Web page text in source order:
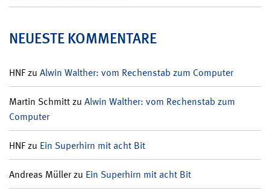
NEUESTE KOMMENTARE
HNFzu Alwin Walther: vom Rechenstab zum Computer
Martin Schmittzu Alwin Walther: vom Rechenstab zum
Computer
HNFzu Ein Superhirn mit acht Bit
Andreas Müllerzu Ein Superhirn mit acht Bit